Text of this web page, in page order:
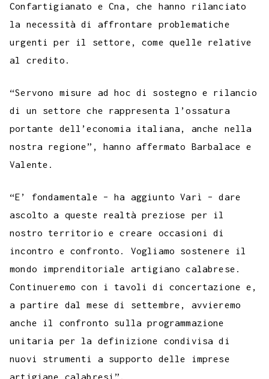
Confartigianato e Cna, che hanno rilanciato
la necessità di affrontare problematiche
urgenti per il settore, come quelle relative
al credito.
“Servono misure ad hoc di sostegno e rilancio
di un settore che rappresenta l’ossatura
portante dell’economia italiana, anche nella
nostra regione”, hanno affermato Barbalace e
Valente.
“E’ fondamentale – ha aggiunto Varì – dare
ascolto a queste realtà preziose per il
nostro territorio e creare occasioni di
incontro e confronto. Vogliamo sostenere il
mondo imprenditoriale artigiano calabrese.
Continueremo con i tavoli di concertazione e,
a partire dal mese di settembre, avvieremo
anche il confronto sulla programmazione
unitaria per la definizione condivisa di
nuovi strumenti a supporto delle imprese
artigiane calabresi”.